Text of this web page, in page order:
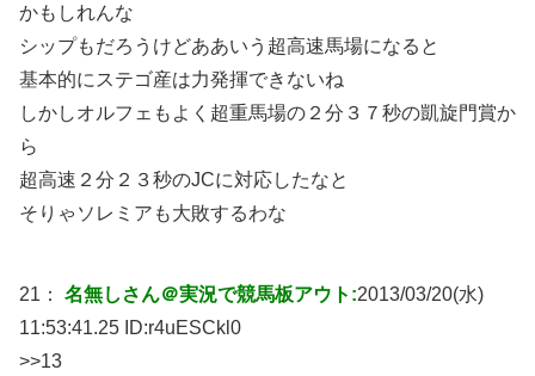
かもしれんな
シップもだろうけどああいう超高速馬場になると
基本的にステゴ産は力発揮できないね
しかしオルフェもよく超重馬場の２分３７秒の凱旋門賞か
ら
超高速２分２３秒のJCに対応したなと
そりゃソレミアも大敗するわな
21： 名無しさん＠実況で競馬板アウト:2013/03/20(水)
11:53:41.25 ID:r4uESCkl0
>>13